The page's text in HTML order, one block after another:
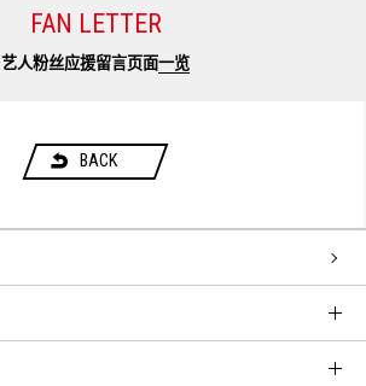
FAN LETTER
艺人粉丝应援留言页面一览
BACK